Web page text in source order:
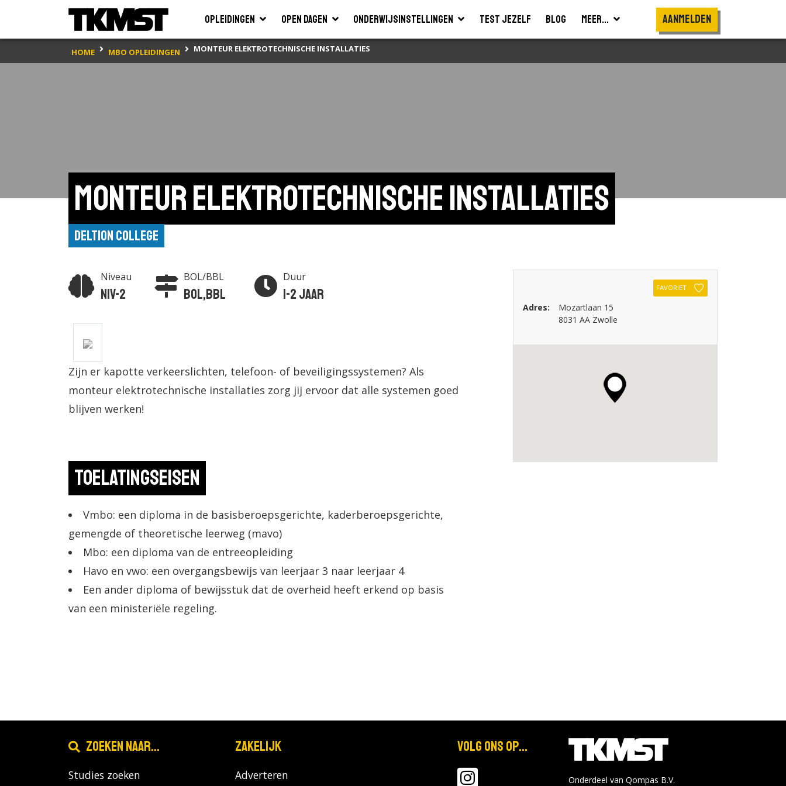
Opleidingen Open dagen Onderwijsinstellingen Test jezelf Blog Meer... Aanmelden
HOME MBO OPLEIDINGEN MONTEUR ELEKTROTECHNISCHE INSTALLATIES
Monteur elektrotechnische installaties
Deltion College
Niveau
Niv-2
BOL/BBL
BOL,BBL
Duur
1-2 jaar
Zijn er kapotte verkeerslichten, telefoon- of beveiligingssystemen? Als
monteur elektrotechnische installaties zorg jij ervoor dat alle systemen goed
blijven werken!
Toelatingseisen
Vmbo: een diploma in de basisberoepsgerichte, kaderberoepsgerichte,
gemengde of theoretische leerweg (mavo)
Mbo: een diploma van de entreeopleiding
Havo en vwo: een overgangsbewijs van leerjaar 3 naar leerjaar 4
Een ander diploma of bewijsstuk dat de overheid heeft erkend op basis
van een ministeriële regeling.
FAVORIET
Adres:
Mozartlaan 15
8031 AA Zwolle
Zoeken naar...
Studies zoeken
Zakelijk
Adverteren
Volg ons op...
Onderdeel van Qompas B.V.